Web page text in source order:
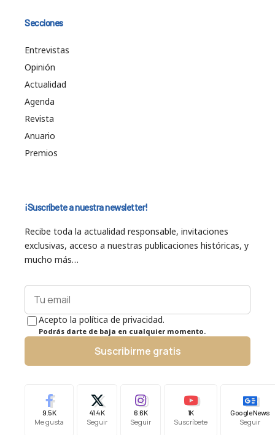
Secciones
Entrevistas
Opinión
Actualidad
Agenda
Revista
Anuario
Premios
¡Suscríbete a nuestra newsletter!
Recibe toda la actualidad responsable, invitaciones
exclusivas, acceso a nuestras publicaciones históricas, y
mucho más…
Acepto la política de privacidad.
Podrás darte de baja en cualquier momento.
Suscribirme gratis
9.5K
Me gusta
41.4K
Seguir
6.6K
Seguir
1K
Suscríbete
Google News
Seguir